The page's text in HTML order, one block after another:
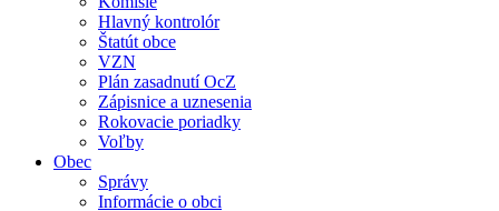
Hlavný kontrolór
Štatút obce
VZN
Plán zasadnutí OcZ
Zápisnice a uznesenia
Rokovacie poriadky
Voľby
Obec
Správy
Informácie o obci